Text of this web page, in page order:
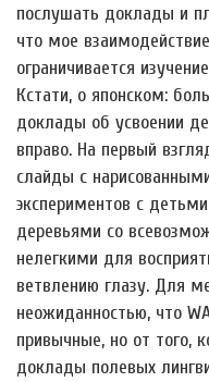
послушать доклады и
что мое
ограничивается
Кстати, о японском:
доклады об усвоении
вправо. На первый
слайды с
экспериментов с
деревьями со
нелегкими для
ветвлению глазу. Для
неожиданностью, что
привычные, но от того,
доклады полевых